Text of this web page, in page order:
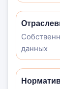
данных